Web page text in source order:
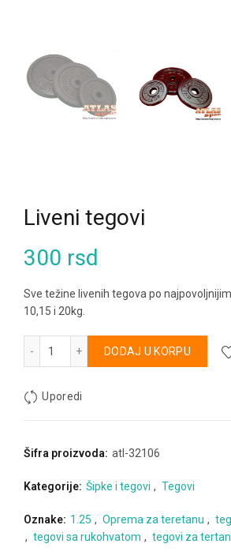
Liveni tegovi
300 rsd
Sve težine livenih tegova po
10,15 i 20kg.
DODAJ U KORPU
Alternative:
Uporedi
Šifra proizvoda: atl-32106
Kategorije: Šipke i tegovi , Tegovi
Oznake: 1.25 , Oprema za teretanu ,
, tegovi sa rukohvatom , tegovi za